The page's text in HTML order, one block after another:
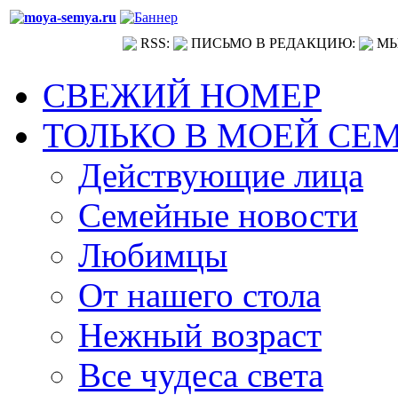
RSS: ПИСЬМО В РЕДАКЦИЮ:
СВЕЖИЙ НОМЕР
ТОЛЬКО В МОЕЙ
Действующие лица
Семейные новости
Любимцы
От нашего стола
Нежный возраст
Все чудеса света